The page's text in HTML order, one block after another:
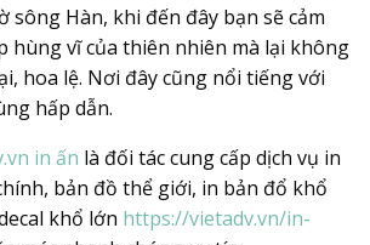
sông Hàn, khi đến đây bạn sẽ cảm
hùng vĩ của thiên nhiên mà lại không
hoa lệ. Nơi đây cũng nổi tiếng với
hấp dẫn.
in ấn là đối tác cung cấp dịch vụ in
bản đồ thể giới, in bản đổ khổ
khổ lớn https://vietadv.vn/in-